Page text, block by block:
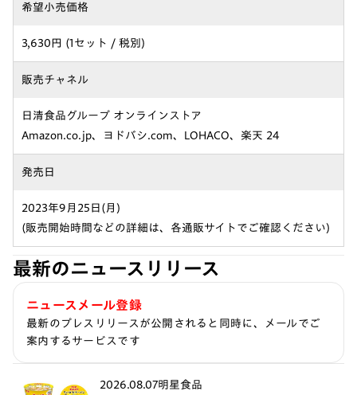
希望小売価格
3,630円 (1セット / 税別)
販売チャネル
日清食品グループ オンラインストア
Amazon.co.jp、ヨドバシ.com、LOHACO、楽天 24
発売日
2023年9月25日(月)
(販売開始時間などの詳細は、各通販サイトでご確認ください)
最新のニュースリリース
ニュースメール登録
最新のプレスリリースが公開されると同時に、メールでご
案内するサービスです
2026.08.07明星食品